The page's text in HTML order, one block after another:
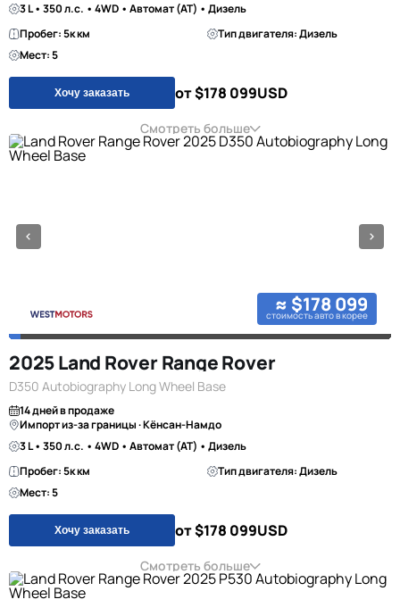
3 L • 350 л.с. • 4WD • Автомат (AT) • Дизель
Пробег: 5к км
Тип двигателя: Дизель
Мест: 5
Хочу заказать от $178 099USD
Смотреть больше
≈ $178 099
стоимость авто в корее
2025 Land Rover Range Rover
D350 Autobiography Long Wheel Base
14 дней в продаже
Импорт из-за границы · Кёнсан-Намдо
3 L • 350 л.с. • 4WD • Автомат (AT) • Дизель
Пробег: 5к км
Тип двигателя: Дизель
Мест: 5
Хочу заказать от $178 099USD
Смотреть больше